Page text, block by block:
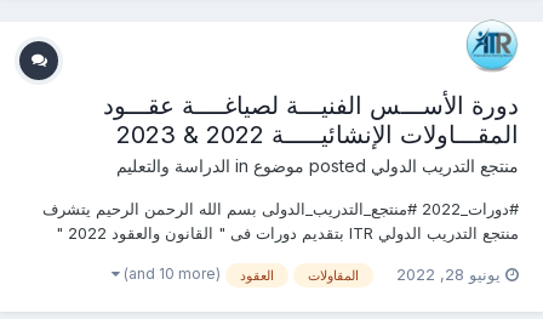
دورة الأســـس الفنيـــة لصياغــــة عقـــود
المقـــاولات الإنشائيـــــة 2022 & 2023
منتجع التدريب الدولي الدراسة والتعليم
#دورات_2022 #منتجع_التدريب_الدولى بسم الله الرحمن الرحيم يتشرف
منتجع التدريب الدولي ITR بتقديم دورات فى " القانون والعقود 2022 "
الاستفسارعلى الدورة الان .................. أو ( للتواصل والإستفسار ومعرفة...
يونيو 28, 2022 المقاولات العقود (and 10 more)